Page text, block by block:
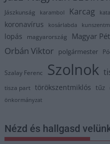
Jászkunság karambol Karcag
koronavírus kosárlabda
lopás magyarország Magyar
Orbán Viktor polgármester
Szalay Ferenc Szolnok
tisza part törökszentmiklós tűz
önkormányzat
Nézd és hallgasd